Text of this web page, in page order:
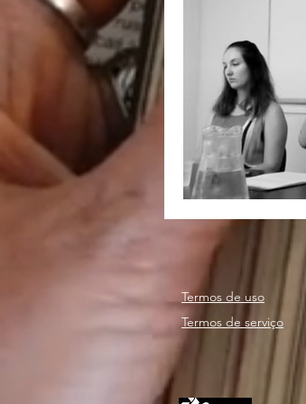
nacionalismo
Termos de uso
Termos de serviço